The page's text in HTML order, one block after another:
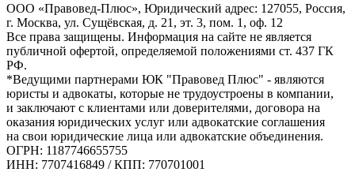
ООО «Правовед-Плюс», Юридический адрес: 127055, Россия,
г. Москва, ул. Сущёвская, д. 21, эт. 3, пом. 1, оф. 12
Все права защищены. Информация на сайте не является
публичной офертой, определяемой положениями ст. 437 ГК
РФ.
*Ведущими партнерами ЮК "Правовед Плюс" - являются
юристы и адвокаты, которые не трудоустроены в компании,
и заключают с клиентами или доверителями, договора на
оказания юридических услуг или адвокатские соглашения
на свои юридические лица или адвокатские объединения.
ОГРН: 1187746655755
ИНН: 7707416849 / КПП: 770701001